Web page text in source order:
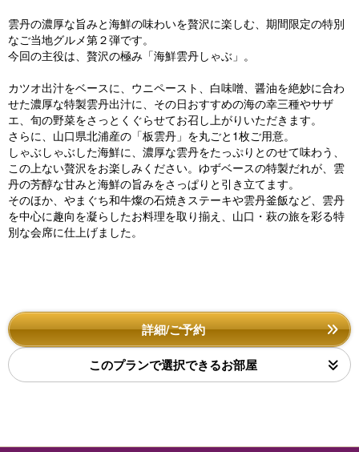
雲丹の濃厚な旨みと海鮮の味わいを贅沢に楽しむ、期間限定の特別
なご当地グルメ第２弾です。
今回の主役は、贅沢の極み「海鮮雲丹しゃぶ」。
カツオ出汁をベースに、ウニペースト、白味噌、醤油を絶妙に合わ
せた濃厚な特製雲丹出汁に、その日おすすめの海の幸三種やサザ
エ、旬の野菜をさっとくぐらせてお召し上がりいただきます。
さらに、山口県北浦産の「板雲丹」を丸ごと1枚ご用意。
しゃぶしゃぶした海鮮に、濃厚な雲丹をたっぷりとのせて味わう、
この上ない贅沢をお楽しみください。ゆずベースの特製だれが、雲
丹の芳醇な甘みと海鮮の旨みをさっぱりと引き立てます。
そのほか、やまぐち和牛燦の石焼きステーキや雲丹釜飯など、雲丹
を中心に趣向を凝らしたお料理を取り揃え、山口・萩の旅を彩る特
別な会席に仕上げました。
詳細/ご予約
このプランで選択できるお部屋